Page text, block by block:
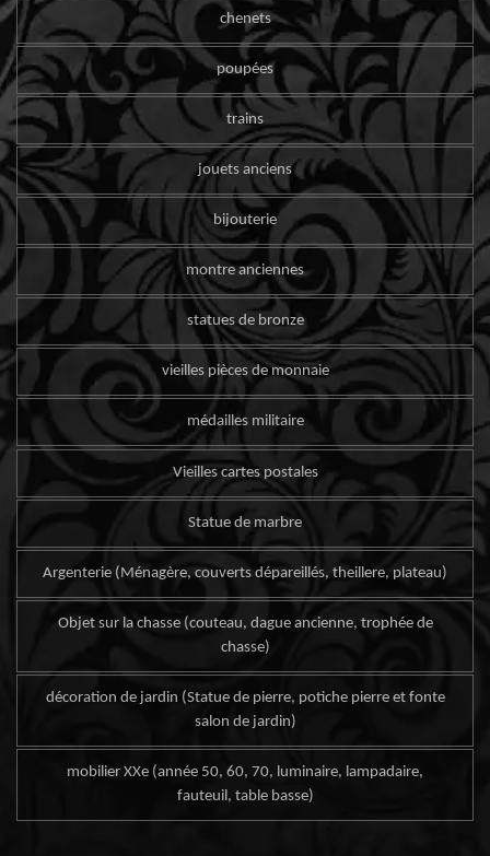
chenets
poupées
trains
jouets anciens
bijouterie
montre anciennes
statues de bronze
vieilles pièces de monnaie
médailles militaire
Vieilles cartes postales
Statue de marbre
Argenterie (Ménagère, couverts dépareillés, theillere, plateau)
Objet sur la chasse (couteau, dague ancienne, trophée de
chasse)
décoration de jardin (Statue de pierre, potiche pierre et fonte
salon de jardin)
mobilier XXe (année 50, 60, 70, luminaire, lampadaire,
fauteuil, table basse)